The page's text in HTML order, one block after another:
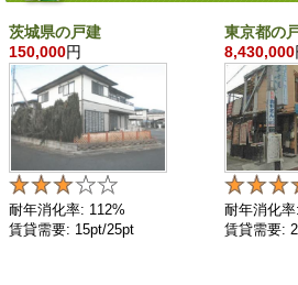
茨城県の戸建
150,000円
耐年消化率: 112%
賃貸需要: 15pt/25pt
東京都の
8,430,000
耐年消化
賃貸需要: